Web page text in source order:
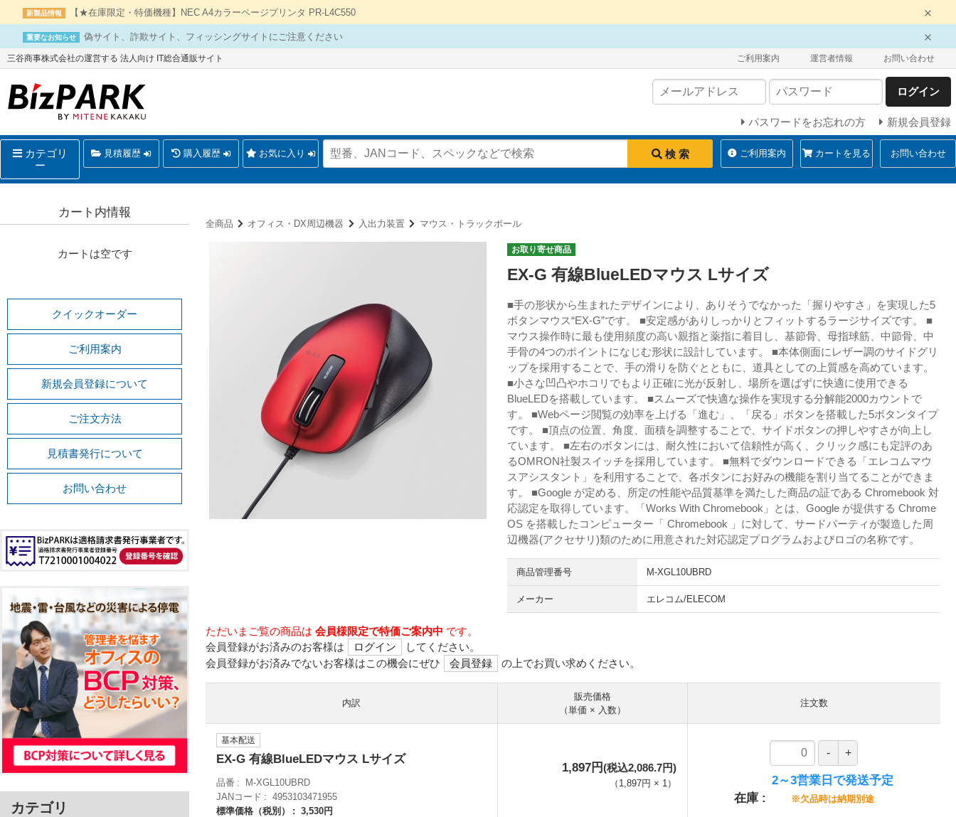
新製品情報 【★在庫限定・特価機種】NEC A4カラーページプリンタ PR-L4C550
重要なお知らせ 偽サイト、詐欺サイト、フィッシングサイトにご注意ください
三谷商事株式会社の運営する 法人向け IT総合通販サイト ご利用案内 運営者情報 お問い合わせ
ログイン
パスワードをお忘れの方 新規会員登録
カテゴリ
ー
見積履歴 購入履歴 お気に入り 検 索 ご利用案内 カートを見る お問い合わせ
全商品 オフィス・DX周辺機器 入出力装置 マウス・トラックボール
お取り寄せ商品
EX-G 有線BlueLEDマウス Lサイズ
■手の形状から生まれたデザインにより、ありそうでなかった「握りやすさ」を実現した5
ボタンマウス“EX-G”です。 ■安定感がありしっかりとフィットするラージサイズです。 ■
マウス操作時に最も使用頻度の高い親指と薬指に着目し、基節骨、母指球筋、中節骨、中
手骨の4つのポイントになじむ形状に設計しています。 ■本体側面にレザー調のサイドグリ
ップを採用することで、手の滑りを防ぐとともに、道具としての上質感を高めています。
■小さな凹凸やホコリでもより正確に光が反射し、場所を選ばずに快適に使用できる
BlueLEDを搭載しています。 ■スムーズで快適な操作を実現する分解能2000カウントで
す。 ■Webページ閲覧の効率を上げる「進む」、「戻る」ボタンを搭載した5ボタンタイプ
です。 ■頂点の位置、角度、面積を調整することで、サイドボタンの押しやすさが向上し
ています。 ■左右のボタンには、耐久性において信頼性が高く、クリック感にも定評のあ
るOMRON社製スイッチを採用しています。 ■無料でダウンロードできる「エレコムマウ
スアシスタント」を利用することで、各ボタンにお好みの機能を割り当てることができま
す。 ■Google が定める、所定の性能や品質基準を満たした商品の証である Chromebook 対
応認定を取得しています。「Works With Chromebook」とは、Google が提供する Chrome
OS を搭載したコンピューター「 Chromebook 」に対して、サードパーティが製造した周
辺機器(アクセサリ)類のために用意された対応認定プログラムおよびロゴの名称です。
商品管理番号 M-XGL10UBRD
メーカー エレコム/ELECOM
ただいまご覧の商品は 会員様限定で特価ご案内中 です。
会員登録がお済みのお客様は
ログイン
してください。
会員登録がお済みでないお客様はこの機会にぜひ
会員登録 の上でお買い求めください。
内訳
販売価格
（単価 × 入数）
注文数
基本配送
EX-G 有線BlueLEDマウス Lサイズ
品番
M-XGL10UBRD
JANコード
4953103471955
標準価格（税別）
3,530円
1,897円(税込2,086.7円)
（ 1,897円 × 1 ）
在庫
2～3営業日で発送予定
※欠品時は納期別途
カート内情報
カートは空です
クイックオーダー
ご利用案内
新規会員登録について
ご注文方法
見積書発行について
お問い合わせ
カテゴリ